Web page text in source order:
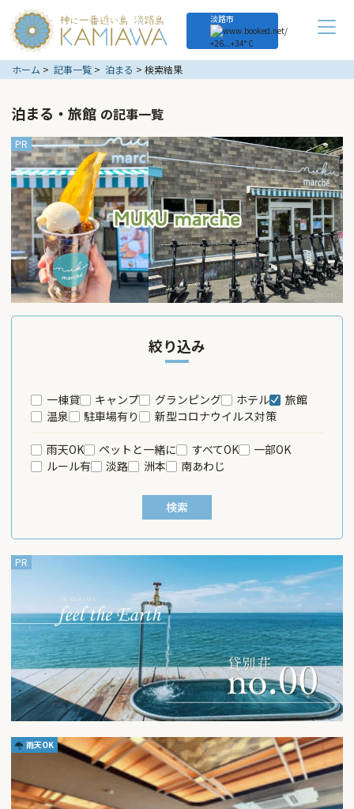
淡路市
+26...+34° C
ホーム 記事一覧 泊まる 検索結果
泊まる 旅館 の記事一覧
絞り込み
一棟貸 キャンプ グランピング ホテル
旅館
温泉
駐車場有り 新型コロナウイルス対策
雨天OK ペットと一緒に すべてOK
一部OK
ルール有
淡路 洲本 南あわじ
雨天OK